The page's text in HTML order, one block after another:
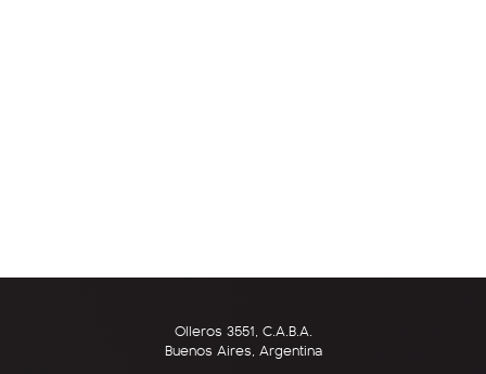
Olleros 3551, C.A.B.A.
Buenos Aires, Argentina